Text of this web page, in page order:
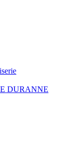
DURANNE